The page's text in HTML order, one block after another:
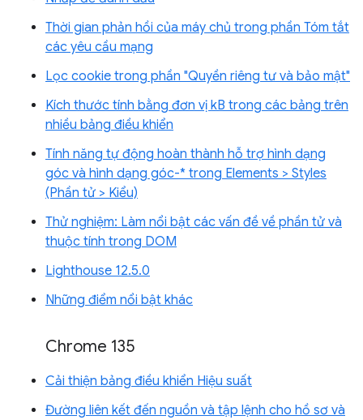
Thời gian phản hồi của máy chủ trong phần Tóm tắt
các yêu cầu mạng
Lọc cookie trong phần "Quyền riêng tư và bảo mật"
Kích thước tính bằng đơn vị kB trong các bảng trên
nhiều bảng điều khiển
Tính năng tự động hoàn thành hỗ trợ hình dạng
góc và hình dạng góc-* trong Elements > Styles
(Phần tử > Kiểu)
Thử nghiệm: Làm nổi bật các vấn đề về phần tử và
thuộc tính trong DOM
Lighthouse 12.5.0
Những điểm nổi bật khác
Chrome 135
Cải thiện bảng điều khiển Hiệu suất
Đường liên kết đến nguồn và tập lệnh cho hồ sơ và